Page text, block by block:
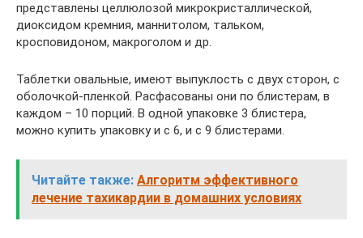
представлены целлюлозой микрокристаллической,
диоксидом кремния, маннитолом, тальком,
кросповидоном, макроголом и др.
Таблетки овальные, имеют выпуклость с двух сторон, с
оболочкой-пленкой. Расфасованы они по блистерам, в
каждом – 10 порций. В одной упаковке 3 блистера,
можно купить упаковку и с 6, и с 9 блистерами.
Читайте также: Алгоритм эффективного
лечение тахикардии в домашних условиях